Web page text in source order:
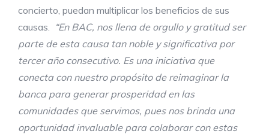
concierto, puedan multiplicar los beneficios de sus
causas.
“En BAC, nos llena de orgullo y gratitud ser
parte de esta causa tan noble y significativa por
tercer año consecutivo. Es una iniciativa que
conecta con nuestro propósito de reimaginar la
banca para generar prosperidad en las
comunidades que servimos, pues nos brinda una
oportunidad invaluable para colaborar con estas